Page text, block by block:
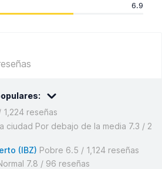
6.9
reseñas
ciudad Por debajo de la media 7.3 / 2
(IBZ) Pobre 6.5 / 1,124 reseñas
7.8 / 96 reseñas